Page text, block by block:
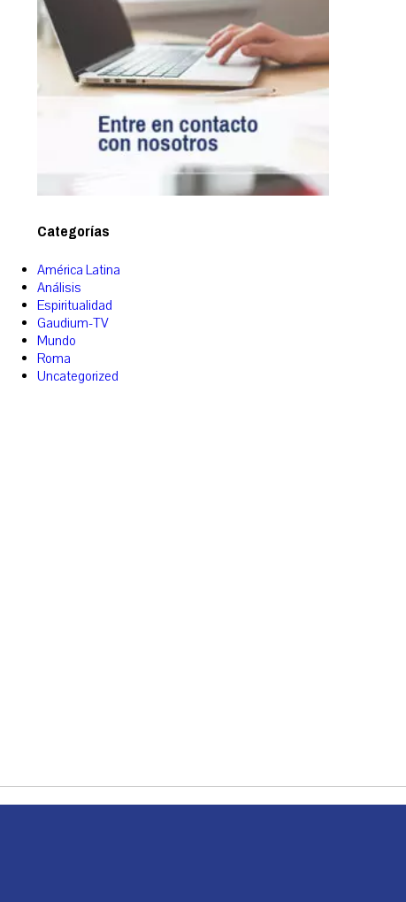
Categorías
América Latina
Análisis
Espiritualidad
Gaudium-TV
Mundo
Roma
Uncategorized